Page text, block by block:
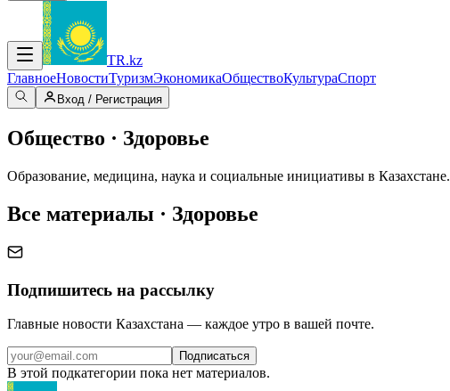
TR.kz
ГлавноеНовостиТуризмЭкономикаОбществоКультураСпорт
Вход / Регистрация
Общество · Здоровье
Образование, медицина, наука и социальные инициативы в Казахстане.
Все материалы · Здоровье
Подпишитесь на рассылку
Главные новости Казахстана — каждое утро в вашей почте.
Подписаться
В этой подкатегории пока нет материалов.